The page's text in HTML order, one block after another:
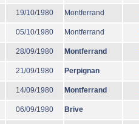
19/10/1980 Montferrand
05/10/1980 Montferrand
28/09/1980 Montferrand
21/09/1980 Perpignan
14/09/1980 Montferrand
06/09/1980 Brive